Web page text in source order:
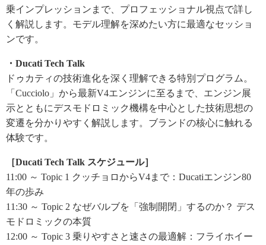
乗インプレッションまで、プロフェッショナル視点で詳し
く解説します。モデル理解を深めたい方に最適なセッショ
ンです。
・Ducati Tech Talk
ドゥカティの技術進化を深く理解できる特別プログラム。
「Cucciolo」から最新V4エンジンに至るまで、エンジン展
示とともにデスモドロミック機構を中心とした技術思想の
変遷を分かりやすく解説します。ブランドの核心に触れる
体験です。
［Ducati Tech Talk スケジュール］
11:00 ～ Topic 1 クッチョロからV4まで：Ducatiエンジン80
年の歩み
11:30 ～ Topic 2 なぜバルブを「強制開閉」するのか？ デス
モドロミックの本質
12:00 ～ Topic 3 乗りやすさと速さの最適解：フライホイー